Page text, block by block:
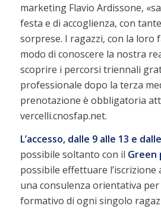
marketing Flavio Ardissone,
festa e di accoglienza, con
sorprese. I ragazzi, con la loro
modo di conoscere la nostra
scoprire i percorsi triennali
professionale dopo la terza
prenotazione è obbligatoria
vercelli.cnosfap.net.
L’accesso, dalle 9 alle 13 e
possibile soltanto con il Green
possibile effettuare l’iscrizione
una consulenza orientativa per
formativo di ogni singolo